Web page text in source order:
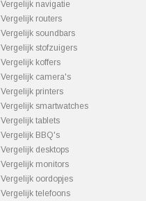
Vergelijk navigatie
Vergelijk routers
Vergelijk soundbars
Vergelijk stofzuigers
Vergelijk koffers
Vergelijk camera's
Vergelijk printers
Vergelijk smartwatches
Vergelijk tablets
Vergelijk BBQ's
Vergelijk desktops
Vergelijk monitors
Vergelijk oordopjes
Vergelijk telefoons